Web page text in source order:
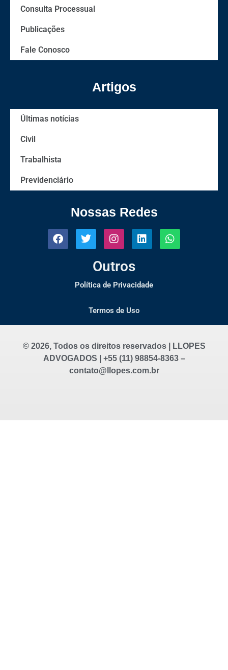
Consulta Processual
Publicações
Fale Conosco
Artigos
Últimas notícias
Civil
Trabalhista
Previdenciário
Nossas Redes
Outros
Política de Privacidade
Termos de Uso
© 2026, Todos os direitos reservados | LLOPES
ADVOGADOS | +55 (11) 98854-8363 –
contato@llopes.com.br